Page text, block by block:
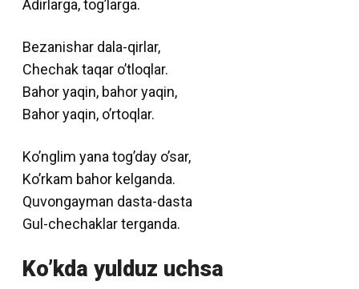
Adirlarga, tog’larga.
Bezanishar dala-qirlar,
Chechak taqar o’tloqlar.
Bahor yaqin, bahor yaqin,
Bahor yaqin, o’rtoqlar.
Ko’nglim yana tog’day o’sar,
Ko’rkam bahor kelganda.
Quvongayman dasta-dasta
Gul-chechaklar terganda.
Ko’kda yulduz uchsa